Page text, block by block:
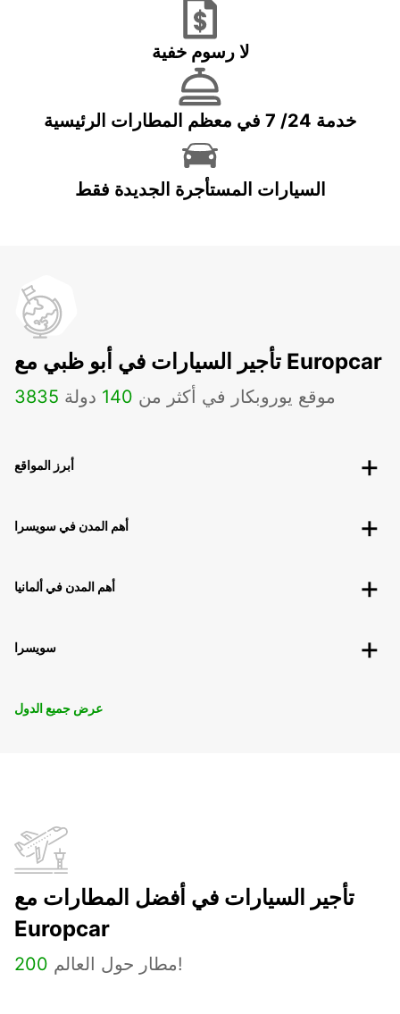
لا رسوم خفية
خدمة 24/ 7 في معظم المطارات الرئيسية
السيارات المستأجرة الجديدة فقط
تأجير السيارات في أبو ظبي مع Europcar
3835 موقع يوروبكار في أكثر من 140 دولة
أبرز المواقع
أهم المدن في سويسرا
أهم المدن في ألمانيا
سويسرا
عرض جميع الدول
تأجير السيارات في أفضل المطارات مع
Europcar
200 مطار حول العالم!